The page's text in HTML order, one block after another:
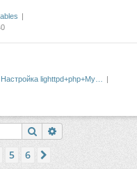
lighttpd+php+My…
Поиск
5 6